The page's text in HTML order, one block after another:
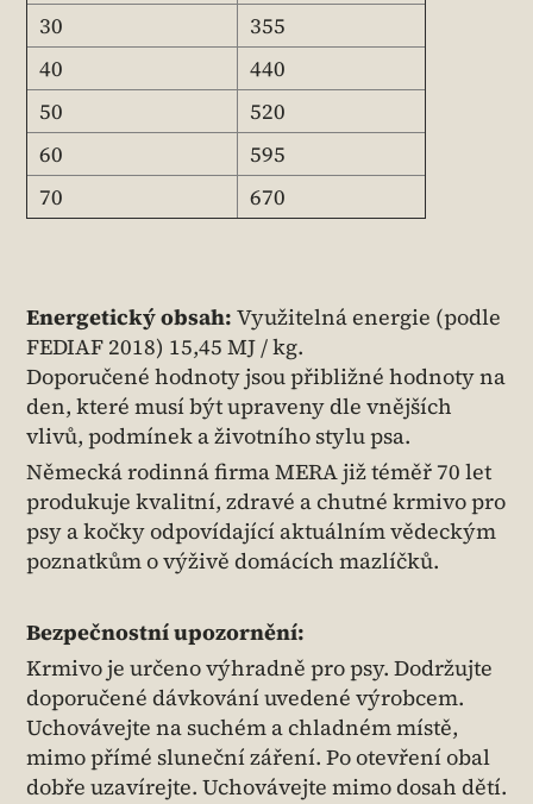
30
355
40
440
50
520
60
595
70
670
Energetický obsah: Využitelná energie (podle
FEDIAF 2018) 15,45 MJ / kg.
Doporučené hodnoty jsou přibližné hodnoty na
den, které musí být upraveny dle vnějších
vlivů, podmínek a životního stylu psa.
Německá rodinná firma MERA již téměř 70 let
produkuje kvalitní, zdravé a chutné krmivo pro
psy a kočky odpovídající aktuálním vědeckým
poznatkům o výživě domácích mazlíčků.
Bezpečnostní upozornění:
Krmivo je určeno výhradně pro psy. Dodržujte
doporučené dávkování uvedené výrobcem.
Uchovávejte na suchém a chladném místě,
mimo přímé sluneční záření. Po otevření obal
dobře uzavírejte. Uchovávejte mimo dosah dětí.